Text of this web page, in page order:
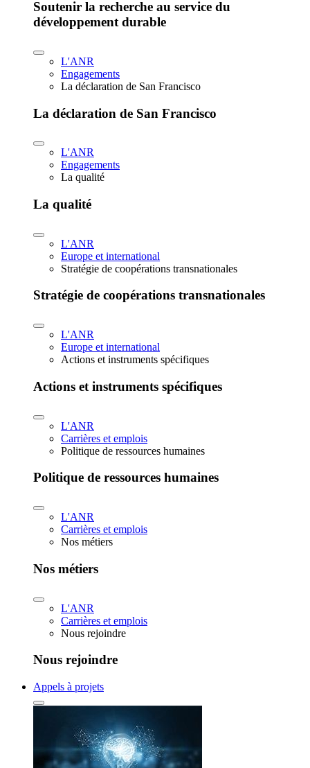
Soutenir la recherche au service du
développement durable
L'ANR
Engagements
La déclaration de San Francisco
La déclaration de San Francisco
L'ANR
Engagements
La qualité
La qualité
L'ANR
Europe et international
Stratégie de coopérations transnationales
Stratégie de coopérations transnationales
L'ANR
Europe et international
Actions et instruments spécifiques
Actions et instruments spécifiques
L'ANR
Carrières et emplois
Politique de ressources humaines
Politique de ressources humaines
L'ANR
Carrières et emplois
Nos métiers
Nos métiers
L'ANR
Carrières et emplois
Nous rejoindre
Nous rejoindre
Appels à projets